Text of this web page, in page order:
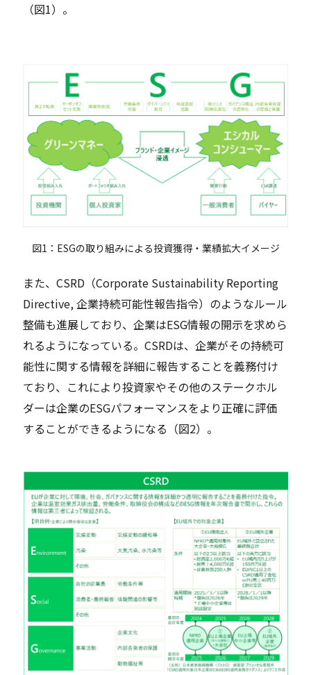
（図1）。
図1：ESGの取り組みによる投資獲得・業績拡大イメージ
また、CSRD（Corporate Sustainability Reporting
Directive, 企業持続可能性報告指令）のようなルール
整備も進展しており、企業はESG情報の開示を求めら
れるようになっている。CSRDは、企業がその持続可
能性に関する情報を詳細に報告することを義務付け
ており、これにより投資家やその他のステークホル
ダーは企業のESGパフォーマンスをより正確に評価
することができるようになる（図2）。